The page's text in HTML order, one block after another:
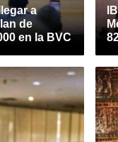
a
de
en la BVC